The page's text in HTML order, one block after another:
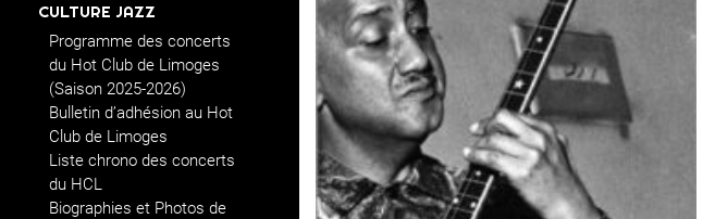
CULTURE JAZZ
Programme des concerts
du Hot Club de Limoges
(Saison 2025-2026)
Bulletin d’adhésion au Hot
Club de Limoges
Liste chrono des concerts
du HCL
Biographies et Photos de